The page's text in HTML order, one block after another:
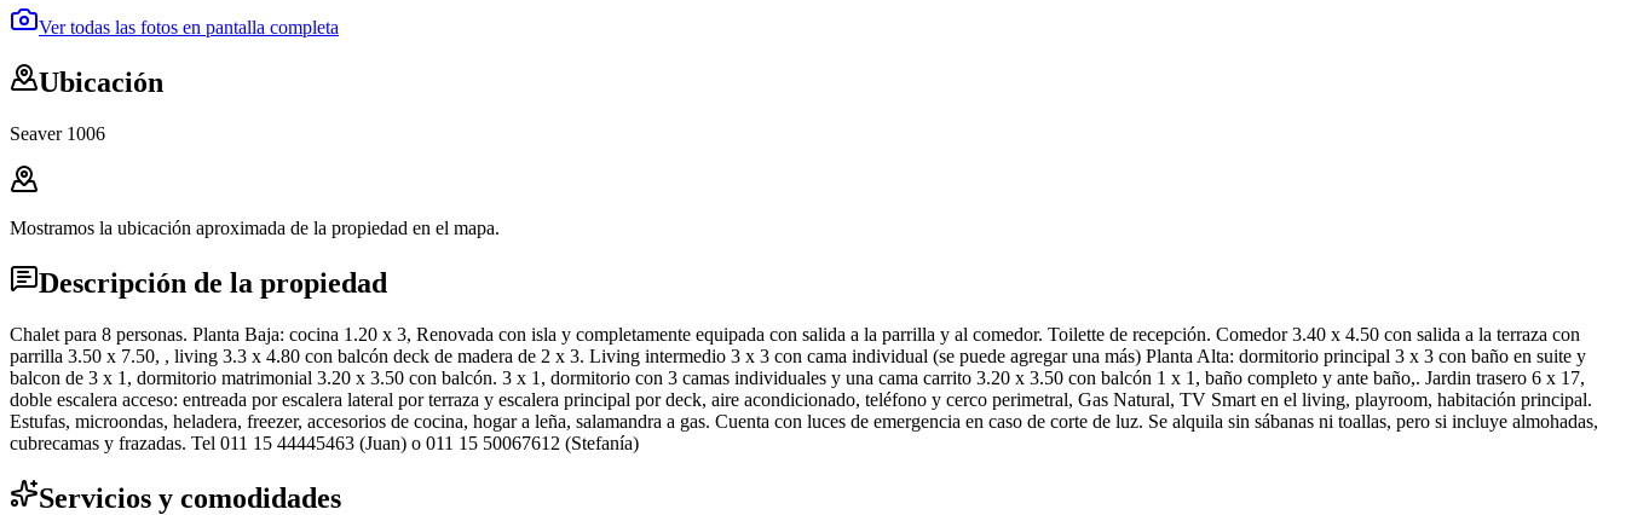
Ver todas las fotos en pantalla completa
Ubicación
Seaver 1006
Mostramos la ubicación aproximada de la propiedad en el mapa.
Descripción de la propiedad
Chalet para 8 personas. Planta Baja: cocina 1.20 x 3, Renovada con isla y completamente equipada con salida a la parrilla y al comedor. Toilette de recepción. Comedor 3.40 x 4.50 con salida a la terraza con
parrilla 3.50 x 7.50, , living 3.3 x 4.80 con balcón deck de madera de 2 x 3. Living intermedio 3 x 3 con cama individual (se puede agregar una más) Planta Alta: dormitorio principal 3 x 3 con baño en suite y
balcon de 3 x 1, dormitorio matrimonial 3.20 x 3.50 con balcón. 3 x 1, dormitorio con 3 camas individuales y una cama carrito 3.20 x 3.50 con balcón 1 x 1, baño completo y ante baño,. Jardin trasero 6 x 17,
doble escalera acceso: entreada por escalera lateral por terraza y escalera principal por deck, aire acondicionado, teléfono y cerco perimetral, Gas Natural, TV Smart en el living, playroom, habitación principal.
Estufas, microondas, heladera, freezer, accesorios de cocina, hogar a leña, salamandra a gas. Cuenta con luces de emergencia en caso de corte de luz. Se alquila sin sábanas ni toallas, pero si incluye almohadas,
cubrecamas y frazadas. Tel 011 15 44445463 (Juan) o 011 15 50067612 (Stefanía)
Servicios y comodidades